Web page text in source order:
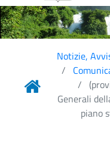
Notizie,
Generali
piano